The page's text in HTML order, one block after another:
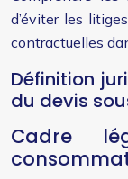
d’éviter les
contractuelles
Définition
du devis
Cadre